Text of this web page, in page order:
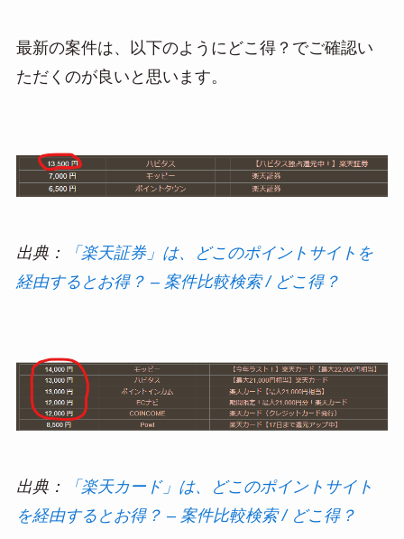
最新の案件は、以下のようにどこ得？でご確認い
ただくのが良いと思います。
出典：
「楽天証券」は、どこのポイントサイトを
経由するとお得？ – 案件比較検索 / どこ得？
出典：
「楽天カード」は、どこのポイントサイト
を経由するとお得？ – 案件比較検索 / どこ得？